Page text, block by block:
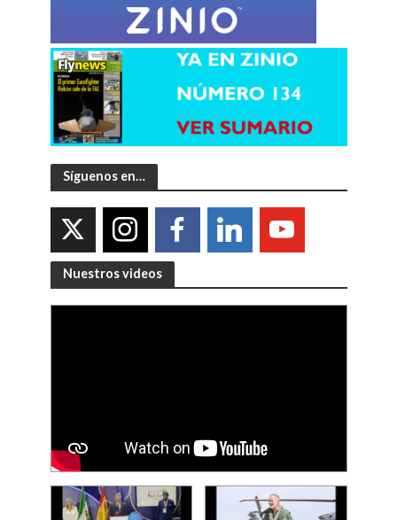
Síguenos en…
Nuestros videos